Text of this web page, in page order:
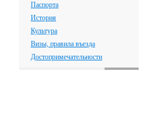
Паспорта
История
Культура
Визы, правила въезда
Достопримечательности